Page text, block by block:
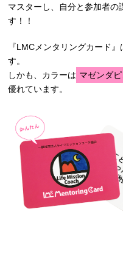
マスターし、自分と参加者
す！！
『LMCメンタリングカード
す。
しかも、カラーは マゼンダピ
優れています。